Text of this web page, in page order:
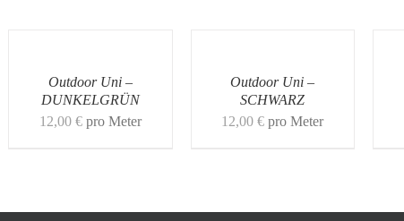
Outdoor Uni –
DUNKELGRÜN
12,00 € pro Meter
Outdoor Uni –
SCHWARZ
12,00€ pro Meter